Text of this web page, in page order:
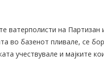
ватерполисти на
во базенот пливале, се
учествувале и мајките